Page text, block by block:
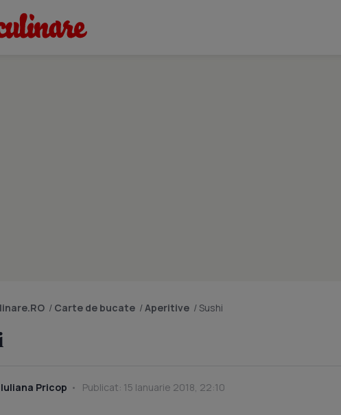
/ Carte de bucate /Aperitive /Sushi
Iuliana Pricop Publicat: 15 Ianuarie 2018, 22:10